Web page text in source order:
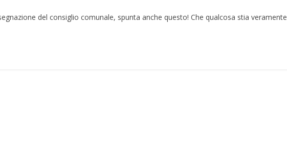
del consiglio comunale, spunta anche questo! Che qualcosa stia veramente